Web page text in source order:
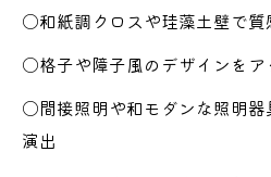
〇和紙調クロスや珪藻土壁で質
〇格子や障子風のデザインをア
〇間接照明や和モダンな照明器
演出